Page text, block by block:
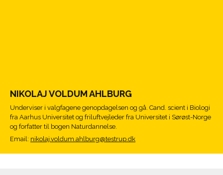
NIKOLAJ VOLDUM AHLBURG
Underviser i valgfagene genopdagelsen og gå. Cand. scient i Biologi
fra Aarhus Universitet og friluftvejleder fra Universitet i Sørøst-Norge
og forfatter til bogen Naturdannelse.
Email: nikolaj.voldum.ahlburg@testrup.dk